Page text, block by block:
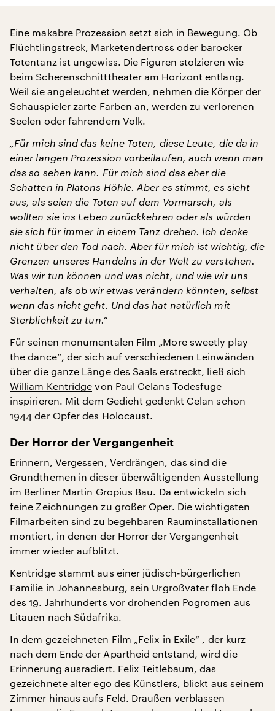
Eine makabre Prozession setzt sich in Bewegung. Ob
Flüchtlingstreck, Marketendertross oder barocker
Totentanz ist ungewiss. Die Figuren stolzieren wie
beim Scherenschnitttheater am Horizont entlang.
Weil sie angeleuchtet werden, nehmen die Körper der
Schauspieler zarte Farben an, werden zu verlorenen
Seelen oder fahrendem Volk.
„Für mich sind das keine Toten, diese Leute, die da in
einer langen Prozession vorbeilaufen, auch wenn man
das so sehen kann. Für mich sind das eher die
Schatten in Platons Höhle. Aber es stimmt, es sieht
aus, als seien die Toten auf dem Vormarsch, als
wollten sie ins Leben zurückkehren oder als würden
sie sich für immer in einem Tanz drehen. Ich denke
nicht über den Tod nach. Aber für mich ist wichtig, die
Grenzen unseres Handelns in der Welt zu verstehen.
Was wir tun können und was nicht, und wie wir uns
verhalten, als ob wir etwas verändern könnten, selbst
wenn das nicht geht. Und das hat natürlich mit
Sterblichkeit zu tun.“
Für seinen monumentalen Film „More sweetly play
the dance“, der sich auf verschiedenen Leinwänden
über die ganze Länge des Saals erstreckt, ließ sich
William Kentridge von Paul Celans Todesfuge
inspirieren. Mit dem Gedicht gedenkt Celan schon
1944 der Opfer des Holocaust.
Der Horror der Vergangenheit
Erinnern, Vergessen, Verdrängen, das sind die
Grundthemen in dieser überwältigenden Ausstellung
im Berliner Martin Gropius Bau. Da entwickeln sich
feine Zeichnungen zu großer Oper. Die wichtigsten
Filmarbeiten sind zu begehbaren Rauminstallationen
montiert, in denen der Horror der Vergangenheit
immer wieder aufblitzt.
Kentridge stammt aus einer jüdisch-bürgerlichen
Familie in Johannesburg, sein Urgroßvater floh Ende
des 19. Jahrhunderts vor drohenden Pogromen aus
Litauen nach Südafrika.
In dem gezeichneten Film „Felix in Exile“ , der kurz
nach dem Ende der Apartheid entstand, wird die
Erinnerung ausradiert. Felix Teitlebaum, das
gezeichnete alter ego des Künstlers, blickt aus seinem
Zimmer hinaus aufs Feld. Draußen verblassen